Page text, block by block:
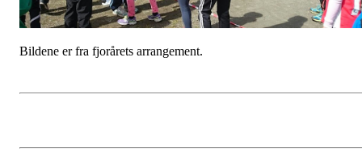
Bildene er fra fjorårets arrangement.